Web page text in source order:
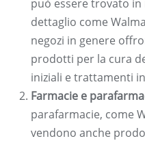
può essere trovato
dettaglio come
negozi in genere
prodotti per la cura
iniziali e trattamenti
Farmacie e
parafarmacie, come
vendono anche